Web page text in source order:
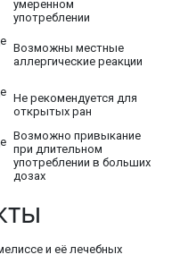
умеренном
употреблении
Возможны местные
аллергические реакции
Не рекомендуется для
открытых ран
Возможно привыкание
при длительном
употреблении в больших
дозах
и её лечебных